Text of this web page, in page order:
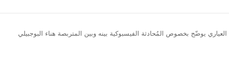
يوضّح بخصوص المُحادثة الفيسبوكية بينه وبين المتربصة هناء البوجبيلي